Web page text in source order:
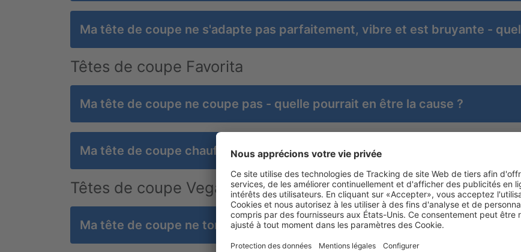
Ma tête de coupe ne s'adapte pas parfaitement, vibre et est bruyante -
Têtes de coupe Favorita
Ma tête de coupe ne coupe pas - quelle pourrait en être la cause ?
Ma tête de coupe chauffe - quelle peut en être la cause ?
Têtes de coupe Vega/Akkurata et Isis/Exacta
Ma tête de coupe ne tond pas - quelle pourrait en être la cause ?